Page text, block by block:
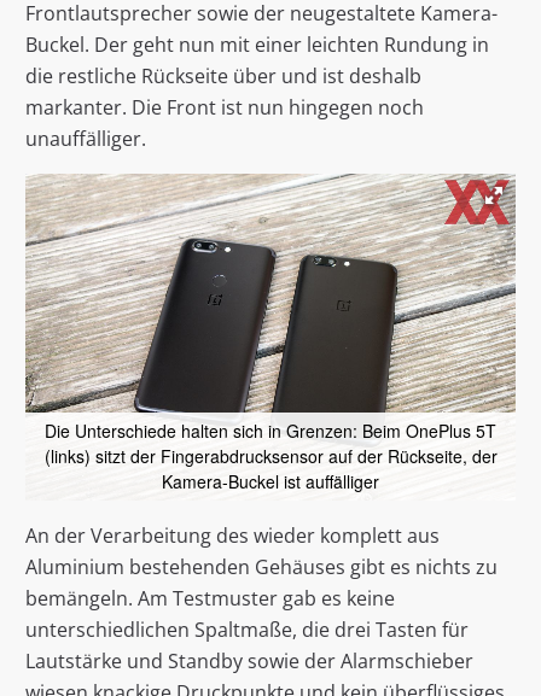
Frontlautsprecher sowie der neugestaltete Kamera-
Buckel. Der geht nun mit einer leichten Rundung in
die restliche Rückseite über und ist deshalb
markanter. Die Front ist nun hingegen noch
unauffälliger.
Die Unterschiede halten sich in Grenzen: Beim OnePlus 5T
(links) sitzt der Fingerabdrucksensor auf der Rückseite, der
Kamera-Buckel ist auffälliger
An der Verarbeitung des wieder komplett aus
Aluminium bestehenden Gehäuses gibt es nichts zu
bemängeln. Am Testmuster gab es keine
unterschiedlichen Spaltmaße, die drei Tasten für
Lautstärke und Standby sowie der Alarmschieber